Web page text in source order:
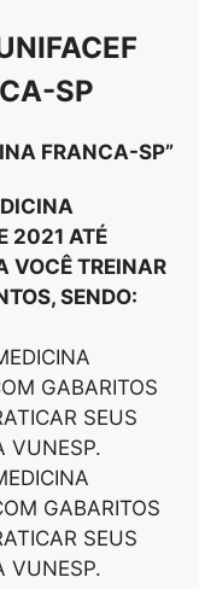
SP
FRANCA-SP”
2021 ATÉ
VOCÊ TREINAR
SENDO:
GABARITOS
SEUS
VUNESP.
GABARITOS
SEUS
VUNESP.